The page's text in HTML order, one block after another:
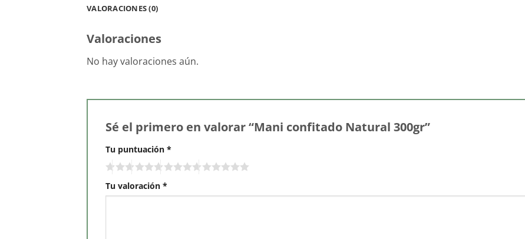
VALORACIONES (0)
Valoraciones
No hay valoraciones aún.
Sé el primero en valorar “Mani confitado Natural 300gr”
Tu puntuación *
Tu valoración *